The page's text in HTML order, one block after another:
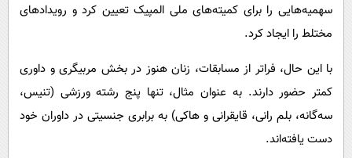
سهمیه‌هایی را برای کمیته‌های ملی المپیک تعیین کرد و رویدادهای
مختلط را ایجاد کرد.
با این حال، فراتر از مسابقات، زنان هنوز در بخش مربیگری و داوری
کمتر حضور دارند. به عنوان مثال، تنها پنج رشته ورزشی (تنیس،
سه‌گانه، بلم رانی، قایقرانی و هاکی) به برابری جنسیتی در داوران خود
دست یافته‌اند.